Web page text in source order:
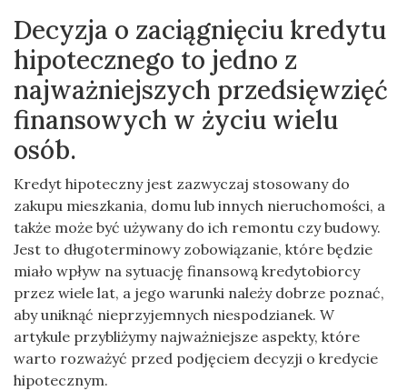
Decyzja o zaciągnięciu kredytu
hipotecznego to jedno z
najważniejszych przedsięwzięć
finansowych w życiu wielu
osób.
Kredyt hipoteczny jest zazwyczaj stosowany do
zakupu mieszkania, domu lub innych nieruchomości, a
także może być używany do ich remontu czy budowy.
Jest to długoterminowy zobowiązanie, które będzie
miało wpływ na sytuację finansową kredytobiorcy
przez wiele lat, a jego warunki należy dobrze poznać,
aby uniknąć nieprzyjemnych niespodzianek. W
artykule przybliżymy najważniejsze aspekty, które
warto rozważyć przed podjęciem decyzji o kredycie
hipotecznym.